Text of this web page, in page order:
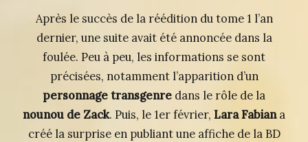
Après le succès de la réédition du tome 1 l’an
dernier, une suite avait été annoncée dans la
foulée. Peu à peu, les informations se sont
précisées, notamment l’apparition d’un
personnage transgenre dans le rôle de la
nounou de Zack. Puis, le 1er février, Lara Fabiana
créé la surprise en publiant une affiche de la BD